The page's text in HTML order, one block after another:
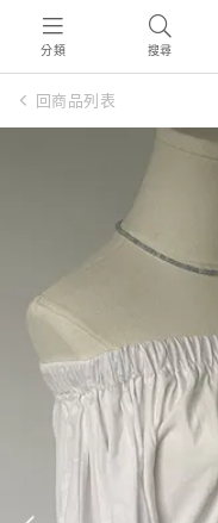
分類 搜尋
回商品列表